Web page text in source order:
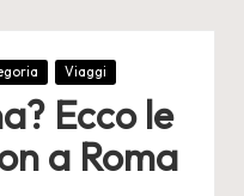
Viaggi
Ecco le
a Roma